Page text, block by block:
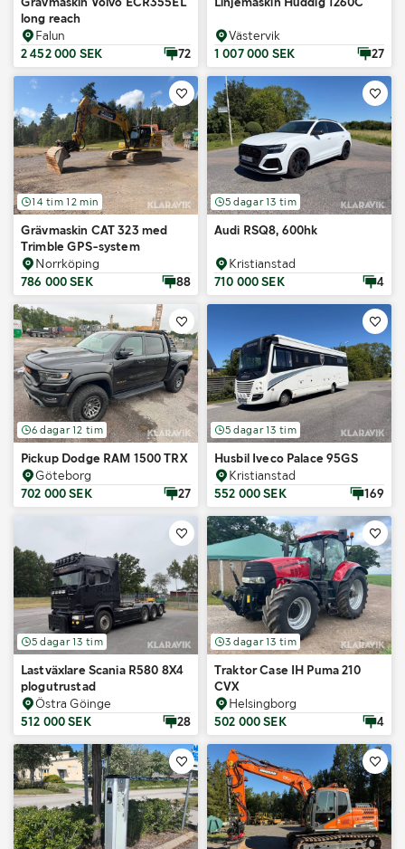
long reach
Falun
2 452 000 SEK
72
Västervik
1 007 000 SEK
27
14 tim 12 min
Grävmaskin CAT 323 med
Trimble GPS-system
Norrköping
786 000 SEK
88
5 dagar 13 tim
Audi RSQ8, 600hk
Kristianstad
710 000 SEK
4
6 dagar 12 tim
Pickup Dodge RAM 1500 TRX
Göteborg
702 000 SEK
27
5 dagar 13 tim
Husbil Iveco Palace 95GS
Kristianstad
552 000 SEK
169
5 dagar 13 tim
Lastväxlare Scania R580 8X4
plogutrustad
Östra Göinge
512 000 SEK
28
3 dagar 13 tim
Traktor Case IH Puma 210
CVX
Helsingborg
502 000 SEK
4